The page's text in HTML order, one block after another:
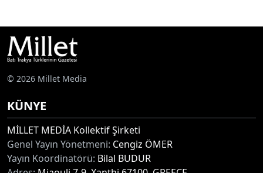
© 2026 Millet Media
KÜNYE
MİLLET MEDİA Kollektif Şirketi
Genel Yayın Yönetmeni: Cengiz ÖMER
Yayın Koordinatörü: Bilal BUDUR